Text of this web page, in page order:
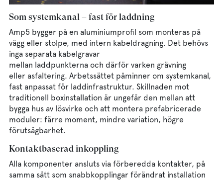
Som systemkanal – fast för laddning
Amp5 bygger på en aluminiumprofil som monteras på
vägg eller stolpe, med intern kabeldragning. Det behövs
inga separata kabelgravar
mellan laddpunkterna och därför varken grävning
eller asfaltering. Arbetssättet påminner om systemkanal,
fast anpassat för laddinfrastruktur. Skillnaden mot
traditionell boxinstallation är ungefär den mellan att
bygga hus av lösvirke och att montera prefabricerade
moduler: färre moment, mindre variation, högre
förutsägbarhet.
Kontaktbaserad inkoppling
Alla komponenter ansluts via förberedda kontakter, på
samma sätt som snabbkopplingar förändrat installation